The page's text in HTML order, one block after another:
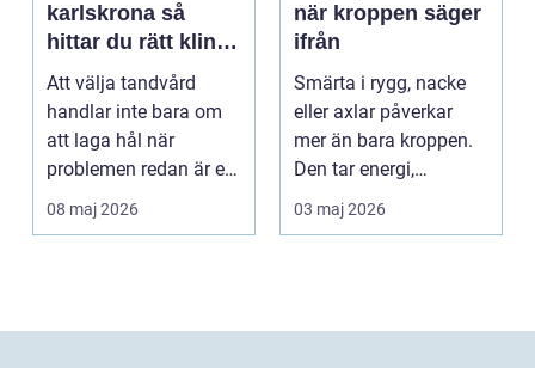
karlskrona så
hittar du rätt klinik
för långsiktig
munhälsa
Att välja tandvård
handlar inte bara om
att laga hål när
problemen redan är ett
faktum. Det handlar ...
08 maj 2026
när kroppen säger
ifrån
Smärta i rygg, nacke
eller axlar påverkar
mer än bara kroppen.
Den tar energi,
koncentration och
03 maj 2026